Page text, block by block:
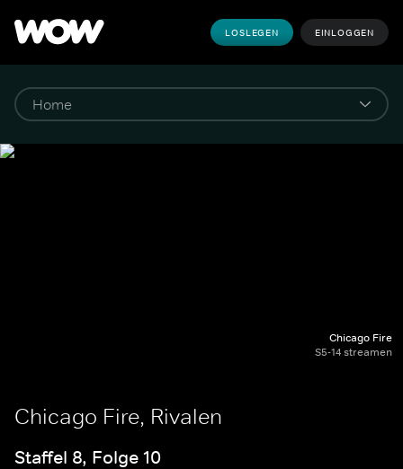
LOSLEGEN EINLOGGEN
Chicago Fire
S5-14 streamen
Chicago Fire, Rivalen
Staffel 8, Folge 10